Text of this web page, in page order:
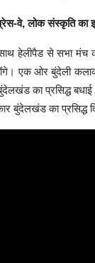
वे, लोक संस्कृति का
साथ हेलीपैड से सभा
एक ओर बुंदेली
बुंदेलखंड का प्रसिद्ध
बुंदेलखंड का प्रसिद्ध